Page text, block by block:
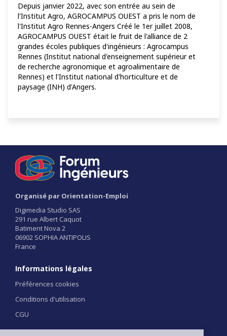
Depuis janvier 2022, avec son entrée au sein de
l'Institut Agro, AGROCAMPUS OUEST a pris le nom de
l'Institut Agro Rennes-Angers Créé le 1er juillet 2008,
AGROCAMPUS OUEST était le fruit de l'alliance de 2
grandes écoles publiques d'ingénieurs : Agrocampus
Rennes (Institut national d'enseignement supérieur et
de recherche agronomique et agroalimentaire de
Rennes) et l'Institut national d'horticulture et de
paysage (INH) d'Angers.
Organisé par Orientation-Emploi
Digimedia Studio SAS
291 rue Albert Caquot
Batiment Nova 2
06902 SOPHIA ANTIPOLIS
France
Informations légales
Préférences cookies
Conditions d'utilisation
CGU